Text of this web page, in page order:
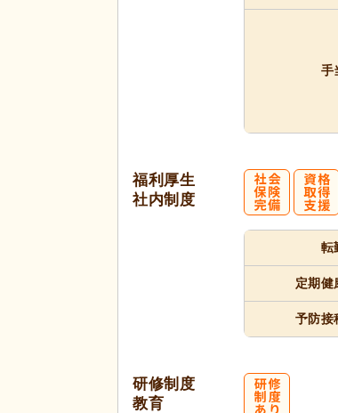
手
福利厚生
社内制度
転
定期健
予防接
研修制度
教育